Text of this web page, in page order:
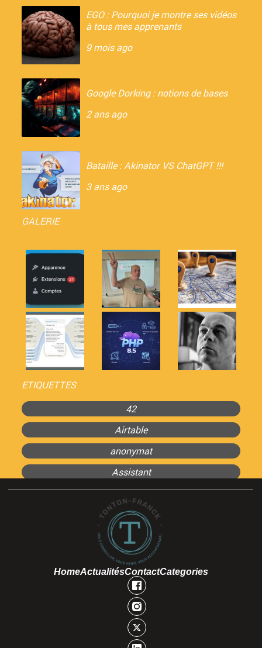
EGO : Pourquoi je montre ses vidéos
à tous mes apprenants
9 mois ago
Google Dorking : notions de bases
2 ans ago
Bataille : Akinator VS ChatGPT !!!
3 ans ago
GALERIE
ETIQUETTES
42
Airtable
anonymat
Assistant
HomeActualitésContactCategories